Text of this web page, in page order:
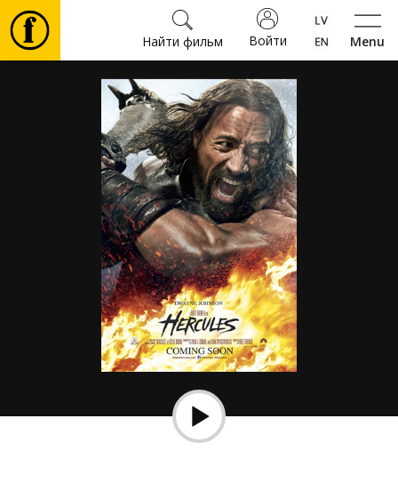
Menu
Войти
Найти фильм
Фильмы
Культура
Мероприятия
Новости
Подарки